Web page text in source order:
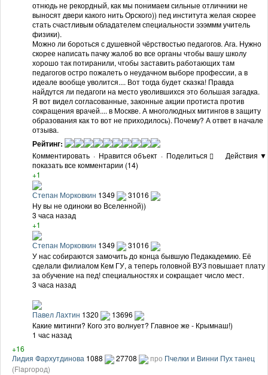
отнюдь не рекордный, как мы понимаем сильные отличники не
выносят двери какого нить Орского)) пед института желая скорее
стать счастливым обладателем специальности эээммм учитель
физики).
Можно ли бороться с душевной чёрствостью педагогов. Ага. Нужно
скорее написать пачку жалоб во все органы чтобы вашу школу
хорошо так потиранили, чтобы заставить работающих там
педагогов остро пожалеть о неудачном выборе профессии, а в
идеале вообще уволится.... Вот тогда будет сказка! Правда
найдутся ли педагоги на место уволившихся это большая загадка.
Я вот видел согласованные, законные акции протиста против
сокращения врачей.... в Москве. А многолюдных митингов в защиту
образования как то вот не приходилось). Почему? А ответ в начале
отзыва.
Рейтинг:
Комментировать · Нравится объект · Поделиться
Действия ▼
показать все комментарии (14)
+1
Степан Морковкин 1349
31016
Ну вы не одиноки во Вселенной))
3 часа назад
+1
Степан Морковкин 1349
31016
У нас собираются замочить до конца бывшую Педакадемию. Её
сделали филиалом Кем ГУ, а теперь головной ВУЗ повышает плату
за обучение на пед! специальностях и сокращает число мест.
3 часа назад
Павел Лахтин 1320
13696
Какие митинги? Кого это волнует? Главное же - Крымнаш!)
1 час назад
+16
Лидия Фархутдинова 1088 27708 про Пчелки и Винни Пух танец
(Flapгород)